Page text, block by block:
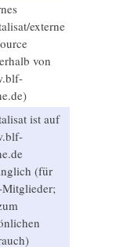
externe
von
ist auf
(für